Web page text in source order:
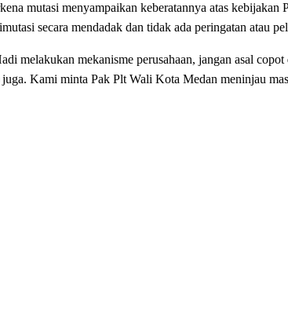
mutasi menyampaikan keberatannya atas
secara mendadak dan tidak ada peringatan atau
melakukan mekanisme perusahaan, jangan asal
Kami minta Pak Plt Wali Kota Medan meninjau